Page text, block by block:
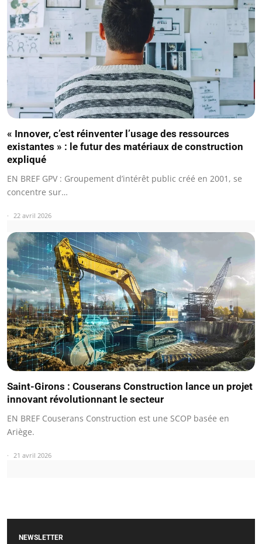
« Innover, c’est réinventer l’usage des ressources
existantes » : le futur des matériaux de construction
expliqué
EN BREF GPV : Groupement d’intérêt public créé en 2001, se
concentre sur…
22 avril 2026
Saint-Girons : Couserans Construction lance un projet
innovant révolutionnant le secteur
EN BREF Couserans Construction est une SCOP basée en
Ariège.
21 avril 2026
NEWSLETTER